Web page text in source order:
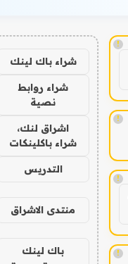
!
!
!
!
شراء باك لينك
شراء روابط
نصية
اشراق لنك،
شراء باكلينكات
التدريس
منتدى الاشراق
باك لينك